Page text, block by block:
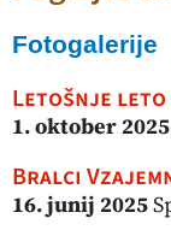
Fotogalerije
Letošnje leto
1. oktober 2025
Bralci
16. junij 2025